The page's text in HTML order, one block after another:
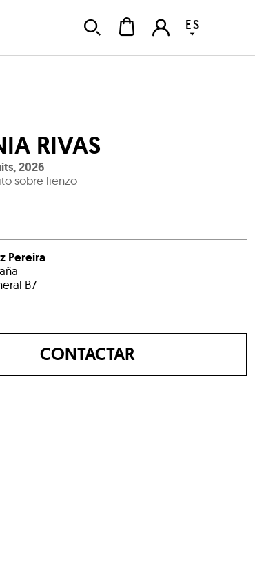
ES
RIVAS
,2026
sobre lienzo
Pereira
B7
CONTACTAR